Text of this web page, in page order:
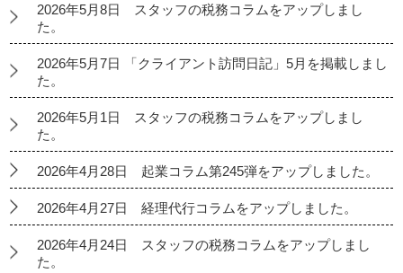
2026年5月8日 スタッフの税務コラムをアップしまし
た。
2026年5月7日 「クライアント訪問日記」5月を掲載しまし
た。
2026年5月1日 スタッフの税務コラムをアップしまし
た。
2026年4月28日 起業コラム第245弾をアップしました。
2026年4月27日 経理代行コラムをアップしました。
2026年4月24日 スタッフの税務コラムをアップしまし
た。